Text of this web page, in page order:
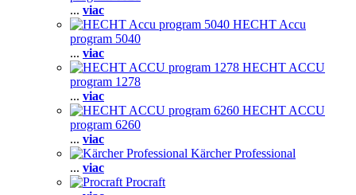
... viac
HECHT Accu
program 5040
... viac
HECHT ACCU
program 1278
... viac
HECHT ACCU
program 6260
... viac
Kärcher Professional
... viac
Procraft